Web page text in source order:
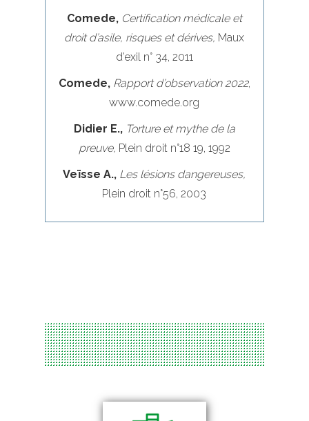
Comede, Certification médicale et
droit d’asile, risques et dérives, Maux
d’exil n° 34, 2011
Comede, Rapport d’observation 2022,
www.comede.org
Didier E., Torture et mythe de la
preuve, Plein droit n°18 19, 1992
Veïsse A., Les lésions dangereuses,
Plein droit n°56, 2003